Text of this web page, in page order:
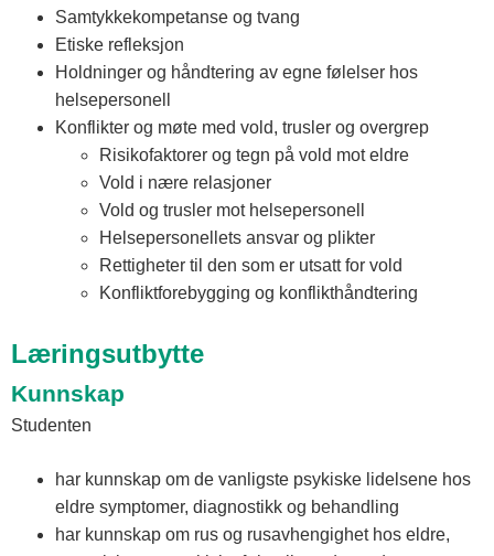
Samtykkekompetanse og tvang
Etiske refleksjon
Holdninger og håndtering av egne følelser hos
helsepersonell
Konflikter og møte med vold, trusler og overgrep
Risikofaktorer og tegn på vold mot eldre
Vold i nære relasjoner
Vold og trusler mot helsepersonell
Helsepersonellets ansvar og plikter
Rettigheter til den som er utsatt for vold
Konfliktforebygging og konflikthåndtering
Læringsutbytte
Kunnskap
Studenten
har kunnskap om de vanligste psykiske lidelsene hos
eldre symptomer, diagnostikk og behandling
har kunnskap om rus og rusavhengighet hos eldre,